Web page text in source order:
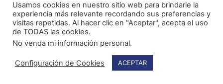
Política de Privacidad
© Todos los derechos reservados
Web realizada porpachecojam.com
Usamos cookies en nuestro sitio web para brindarle la
experiencia más relevante recordando sus preferencias y
visitas repetidas. Al hacer clic en "Aceptar", acepta el uso
de TODAS las cookies.
No venda mi información personal.
Configuración de Cookies ACEPTAR